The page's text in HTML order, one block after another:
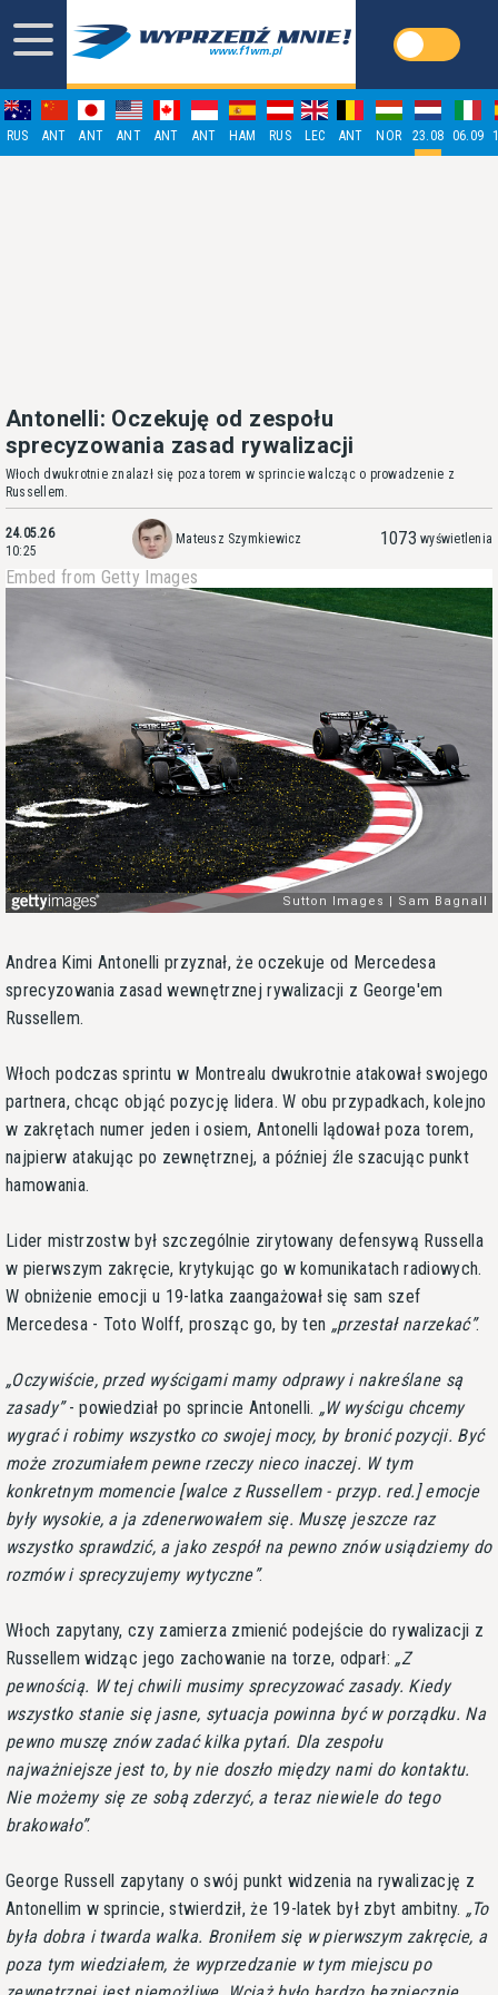
RUS ANT ANT ANT ANT ANT HAM RUS LEC ANT NOR 23.08 06.09
Antonelli: Oczekuję od zespołu
sprecyzowania zasad rywalizacji
Włoch dwukrotnie znalazł się poza torem w sprincie walcząc o prowadzenie z
Russellem.
24.05.26
10:25
Mateusz Szymkiewicz 1073 wyświetlenia
Embed from Getty Images
Andrea Kimi Antonelli przyznał, że oczekuje od Mercedesa
sprecyzowania zasad wewnętrznej rywalizacji z George'em
Russellem.
Włoch podczas sprintu w Montrealu dwukrotnie atakował swojego
partnera, chcąc objąć pozycję lidera. W obu przypadkach, kolejno
w zakrętach numer jeden i osiem, Antonelli lądował poza torem,
najpierw atakując po zewnętrznej, a później źle szacując punkt
hamowania.
Lider mistrzostw był szczególnie zirytowany defensywą Russella
w pierwszym zakręcie, krytykując go w komunikatach radiowych.
W obniżenie emocji u 19-latka zaangażował się sam szef
Mercedesa - Toto Wolff, prosząc go, by ten
przestał narzekać .
Oczywiście, przed wyścigami mamy odprawy i nakreślane są
zasady - powiedział po sprincie Antonelli.
W wyścigu chcemy
wygrać i robimy wszystko co swojej mocy, by bronić pozycji. Być
może zrozumiałem pewne rzeczy nieco inaczej. W tym
konkretnym momencie [walce z Russellem - przyp. red.] emocje
były wysokie, a ja zdenerwowałem się. Muszę jeszcze raz
wszystko sprawdzić, a jako zespół na pewno znów usiądziemy do
rozmów i sprecyzujemy wytyczne .
Włoch zapytany, czy zamierza zmienić podejście do rywalizacji z
Russellem widząc jego zachowanie na torze, odparł: Z
pewnością. W tej chwili musimy sprecyzować zasady. Kiedy
wszystko stanie się jasne, sytuacja powinna być w porządku. Na
pewno muszę znów zadać kilka pytań. Dla zespołu
najważniejsze jest to, by nie doszło między nami do kontaktu.
Nie możemy się ze sobą zderzyć, a teraz niewiele do tego
brakowało .
George Russell zapytany o swój punkt widzenia na rywalizację z
Antonellim w sprincie, stwierdził, że 19-latek był zbyt ambitny.
To
była dobra i twarda walka. Broniłem się w pierwszym zakręcie, a
poza tym wiedziałem, że wyprzedzanie w tym miejscu po